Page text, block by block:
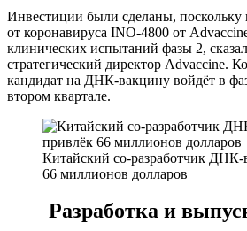
Инвестиции были сделаны, поскольку
от коронавируса INO-4800 от
клинических испытаний фазы 2,
стратегический директор Advaccine.
кандидат на ДНК-вакцину войдёт в
втором квартале.
Китайский со-разработчик
66 миллионов долларов
Разработка и